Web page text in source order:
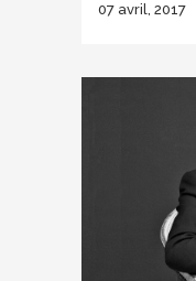
07 avril, 2017